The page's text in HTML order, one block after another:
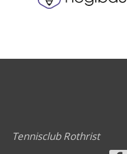
Tennisclub Rothrist